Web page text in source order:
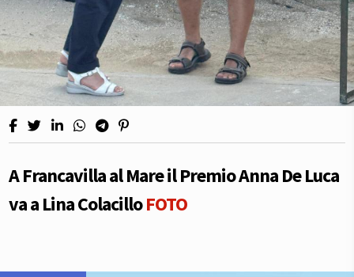
A Francavilla al Mare il Premio Anna De Luca
va a Lina ColacilloFOTO